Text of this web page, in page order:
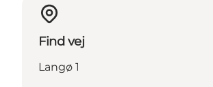
Find vej
Langø 1